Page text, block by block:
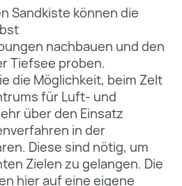
Sandkiste können die
nachbauen und den
Tiefsee proben.
die Möglichkeit, beim Zelt
für Luft- und
über den Einsatz
in der
Diese sind nötig, um
Zielen zu gelangen. Die
hier auf eine eigene